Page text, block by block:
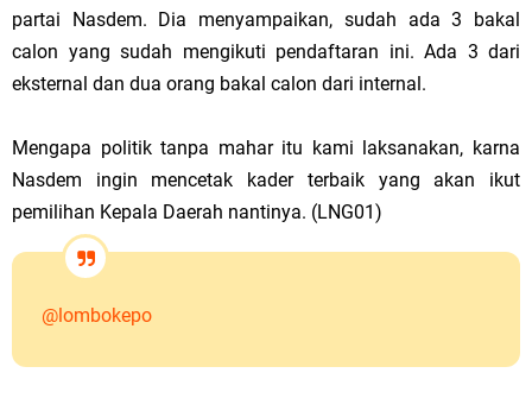
partai Nasdem. Dia menyampaikan, sudah ada 3 bakal
calon yang sudah mengikuti pendaftaran ini. Ada 3 dari
eksternal dan dua orang bakal calon dari internal.
Mengapa politik tanpa mahar itu kami laksanakan, karna
Nasdem ingin mencetak kader terbaik yang akan ikut
pemilihan Kepala Daerah nantinya. (LNG01)
@lombokepo